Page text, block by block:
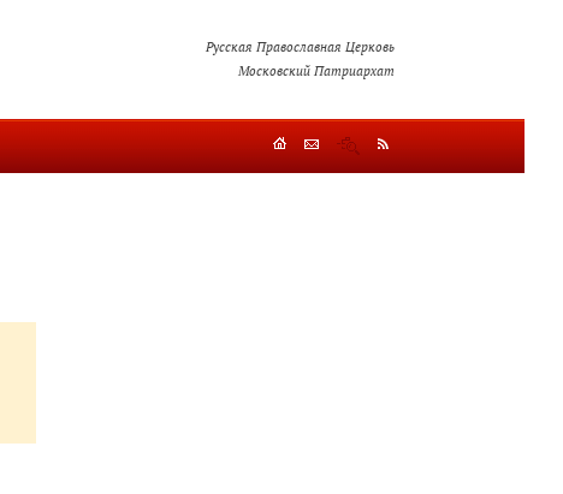
Русская Православная Церковь
Московский Патриархат